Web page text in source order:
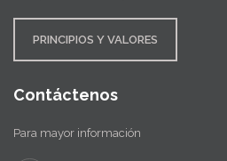
PRINCIPIOS Y VALORES
Contáctenos
Para mayor información